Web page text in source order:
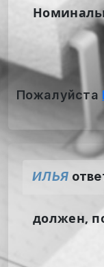
Пожалуйста
ИЛЬЯ
должен,